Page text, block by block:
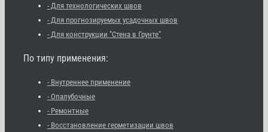
- Для технологических швов
- Для прогнозируемых усадочных швов
- Для конструкции "Стена в Грунте"
По типу применения:
- Внутреннее применение
- Опалубочные
- Ремонтные
- Восстановление герметизации швов